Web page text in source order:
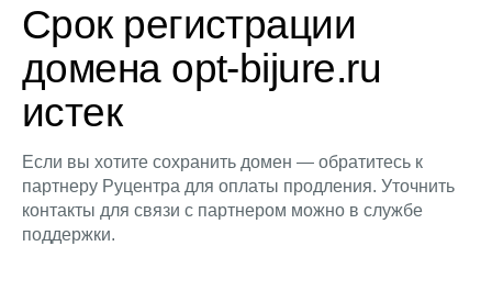
Срок регистрации
домена opt-bijure.ru
истек
Если вы хотите сохранить домен — обратитесь к
партнеру Руцентра для оплаты продления. Уточнить
контакты для связи с партнером можно в службе
поддержки.